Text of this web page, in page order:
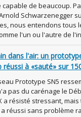
de beaucoup.
Schwarzenegger
nous entendons tous
l'un ou l'autre de
dans l'air: un
réussi à «sauté» sur
Prototype SN5
pas du carénage le
a résisté stressant,
réussi sans problème